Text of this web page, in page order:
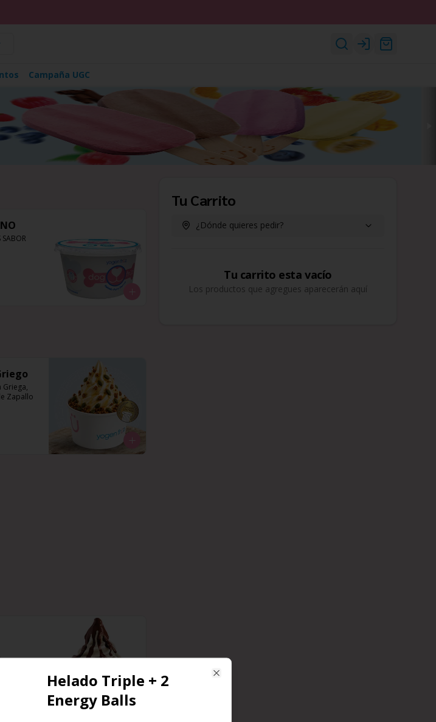
Login
Campaña UGC
SABOR
Zapallo
y
Tu Carrito
¿Dónde quieres pedir?
Tu carrito esta vacío
Los productos que agregues aparecerán aquí
Helado Triple + 2
Energy Balls